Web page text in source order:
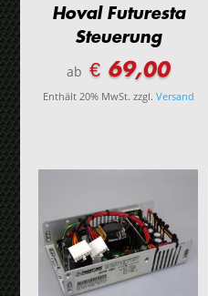
Hoval Futuresta
Steuerung
ab € 69,00
Enthält 20% MwSt. zzgl. Versand